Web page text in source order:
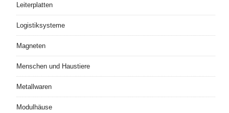
Leiterplatten
Logistiksysteme
Magneten
Menschen und Haustiere
Metallwaren
Modulhäuse